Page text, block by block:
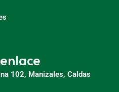
102, Manizales, Caldas